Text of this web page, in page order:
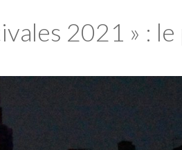
sportifs
Centre de documentation
Archives municipales
2021 » :